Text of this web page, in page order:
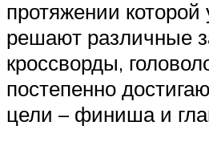
протяжении которой
решают различные
кроссворды,
постепенно
цели – финиша и